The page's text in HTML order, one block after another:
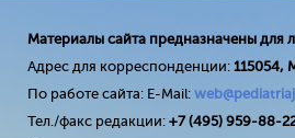
Материалы сайта предназначены для
Адрес для корреспонденции: 115054,
По работе сайта: E-Mail:
Тел./факс редакции: +7 (495) 959-88-